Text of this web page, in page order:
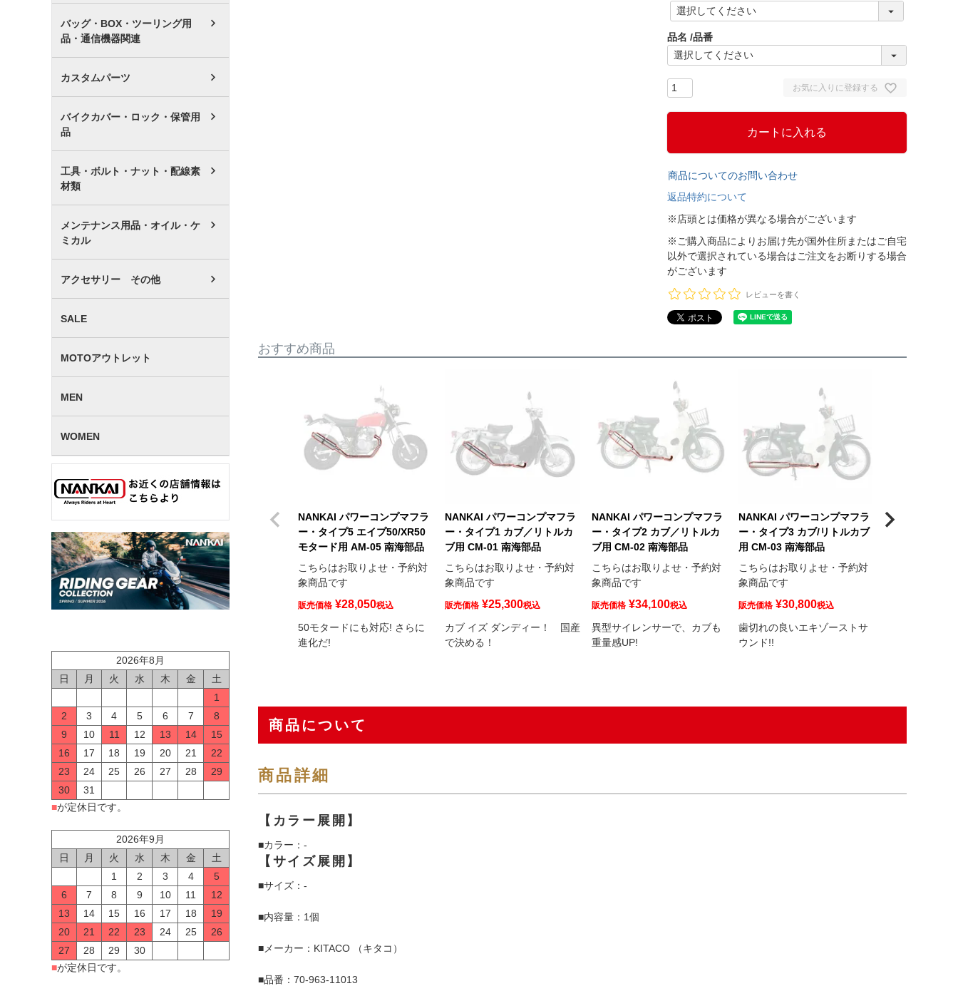
バッグ・BOX・ツーリング用
品・通信機器関連
カスタムパーツ
バイクカバー・ロック・保管用
品
工具・ボルト・ナット・配線素
材類
メンテナンス用品・オイル・ケ
ミカル
アクセサリー その他
SALE
MOTOアウトレット
MEN
WOMEN
2026年8月
日
月 火 水 木 金
土
1
2
3 4 5 6 7
8
9
10 11 12 13 14
15
16
17 18 19 20 21
22
23
24 25 26 27 28
29
30
31
■が定休日です。
2026年9月
日
月 火 水 木 金
土
1
2 3 4
5
6
7 8 9 10 11
12
13
14 15 16 17 18
19
20
21 22 23 24 25
26
27
28 29
30
■が定休日です。
(
)
品名 品番
お気に入りに登録する
カートに入れる
商品についてのお問い合わせ
返品特約について
※店頭とは価格が異なる場合がございます
※ご購入商品によりお届け先が国外住所またはご自宅
以外で選択されている場合はご注文をお断りする場合
がございます
レビューを書く
おすすめ商品
NANKAI パワーコンプマフラ
ー・タイプ5 エイプ50/XR50
モタード用 AM-05 南海部品
こちらはお取りよせ・予約対
象商品です
販売価格 ¥28,050税込
50モタードにも対応! さらに
進化だ!
NANKAI パワーコンプマフラ
ー・タイプ1 カブ／リトルカ
ブ用 CM-01 南海部品
こちらはお取りよせ・予約対
象商品です
販売価格 ¥25,300税込
カブ イズ ダンディー！ 国産
で決める！
NANKAI パワーコンプマフラ
ー・タイプ2 カブ／リトルカ
ブ用 CM-02 南海部品
こちらはお取りよせ・予約対
象商品です
販売価格 ¥34,100税込
異型サイレンサーで、カブも
重量感UP!
NANKAI パワーコンプマフラ
ー・タイプ3 カブ/リトルカブ
用 CM-03 南海部品
こちらはお取りよせ・予約対
象商品です
販売価格 ¥30,800税込
歯切れの良いエキゾーストサ
ウンド!!
NANKAI パワ
商品について
商品詳細
【カラー展開】
■カラー：-
【サイズ展開】
■サイズ：-
■内容量：1個
■メーカー：KITACO （キタコ）
■品番：70-963-11013